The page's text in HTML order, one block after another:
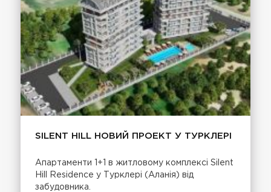
SILENT HILL НОВИЙ ПРОЕКТ У ТУРКЛЕРІ
Апартаменти 1+1 в житловому комплексі Silent
Hill Residence у Турклері (Аланія) від
забудовника.